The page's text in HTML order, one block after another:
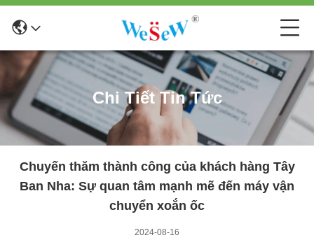
Chi Tiết Tin Tức
Chuyến thăm thành công của khách hàng Tây
Ban Nha: Sự quan tâm mạnh mẽ đến máy vận
chuyển xoắn ốc
2024-08-16